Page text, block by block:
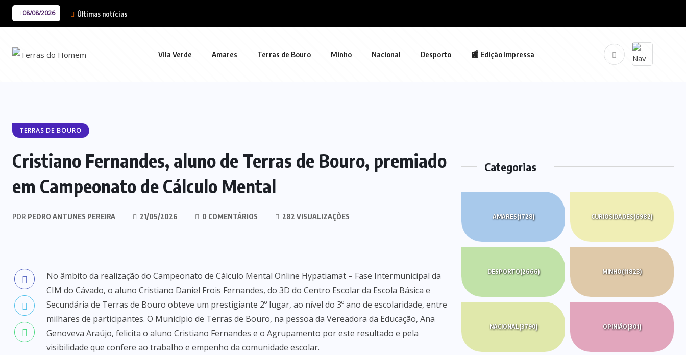
08/08/2026 Últimas notícias
Vila Verde Amares Terras de Bouro Minho Nacional Desporto 📰 Edição impressa
TERRAS DE BOURO
Cristiano Fernandes, aluno de Terras de Bouro, premiado
em Campeonato de Cálculo Mental
POR PEDRO ANTUNES PEREIRA 21/05/2026 0 COMENTÁRIOS 282 VISUALIZAÇÕES
No âmbito da realização do Campeonato de Cálculo Mental Online Hypatiamat – Fase Intermunicipal da
CIM do Cávado, o aluno Cristiano Daniel Frois Fernandes, do 3D do Centro Escolar da Escola Básica e
Secundária de Terras de Bouro obteve um prestigiante 2º lugar, ao nível do 3º ano de escolaridade, entre
milhares de participantes. O Município de Terras de Bouro, na pessoa da Vereadora da Educação, Ana
Genoveva Araújo, felicita o aluno Cristiano Fernandes e o Agrupamento por este resultado e pela
visibilidade que confere ao trabalho e empenho da comunidade escolar.
Categorias
AMARES(1728) CURIOSIDADES(6982)
DESPORTO(2666) MINHO(11823)
NACIONAL(3790) OPINIÃO(301)